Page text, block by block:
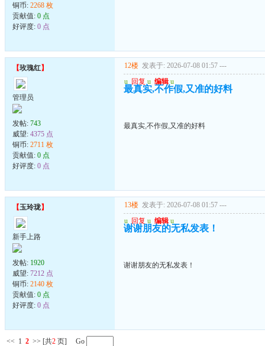
铜币: 2268 枚
贡献值: 0 点
好评度: 0 点
【玫瑰红】
管理员
发帖: 743
威望: 4375 点
铜币: 2711 枚
贡献值: 0 点
好评度: 0 点
12楼 发表于: 2026-07-08 01:57 ---
u 回复 u 编辑 u
最真实,不作假,又准的好料
最真实,不作假,又准的好料
【玉玲珑】
新手上路
发帖: 1920
威望: 7212 点
铜币: 2140 枚
贡献值: 0 点
好评度: 0 点
13楼 发表于: 2026-07-08 01:57 ---
u 回复 u 编辑 u
谢谢朋友的无私发表！
谢谢朋友的无私发表！
<< 1 2 >> [共2 页] Go